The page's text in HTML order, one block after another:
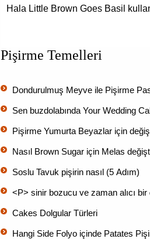
Hala Little Brown Goes Basil
Pişirme Temelleri
Dondurulmuş Meyve ile Pişirme
Sen buzdolabında Your Wedding
Pişirme Yumurta Beyazlar için
Nasıl Brown Sugar için Melas
Soslu Tavuk pişirin nasıl (5 Adım)
<P> sinir bozucu ve zaman alıcı
Cakes Dolgular Türleri
Hangi Side Folyo içinde Patates